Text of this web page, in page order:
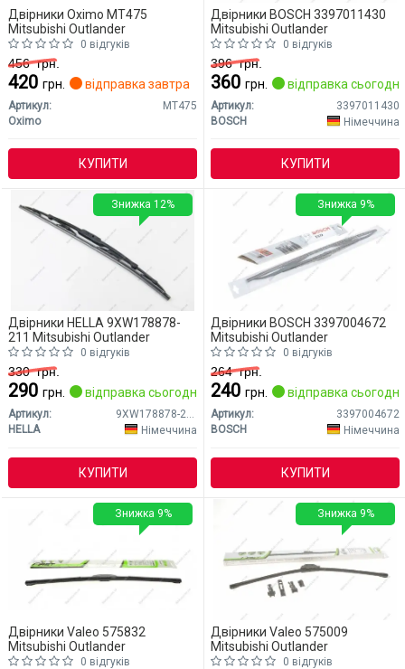
Двірники Oximo MT475
Mitsubishi Outlander
0 відгуків
456грн.
420 грн. відправка завтра
Артикул:
MT475
Oximo
КУПИТИ
Двірники BOSCH 3397011430
Mitsubishi Outlander
0 відгуків
396грн.
360 грн. відправка сьогодні
Артикул:
3397011430
BOSCH
Німеччина
КУПИТИ
Двірники HELLA 9XW178878-
211 Mitsubishi Outlander
0 відгуків
330грн.
290 грн. відправка сьогодні
Артикул:
9XW178878-211
HELLA
Німеччина
КУПИТИ
Знижка 12%
Двірники BOSCH 3397004672
Mitsubishi Outlander
0 відгуків
264грн.
240 грн. відправка сьогодні
Артикул:
3397004672
BOSCH
Німеччина
КУПИТИ
Знижка 9%
Двірники Valeo 575832
Mitsubishi Outlander
0 відгуків
Знижка 9%
Двірники Valeo 575009
Mitsubishi Outlander
0 відгуків
Знижка 9%